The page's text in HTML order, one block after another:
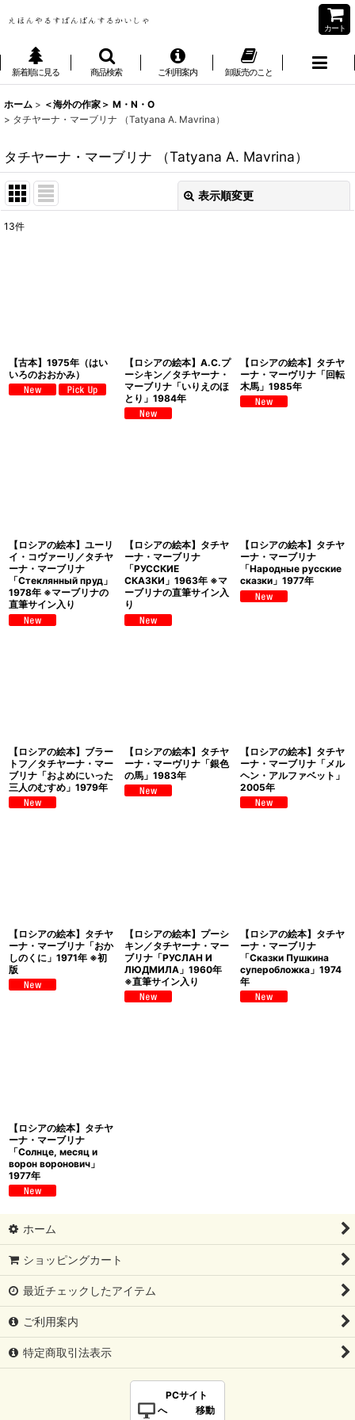
カート
新着順に見る 商品検索 ご利用案内 卸販売のこと
ホーム > ＜海外の作家＞ M・N・O
> タチヤーナ・マーブリナ （Tatyana A. Mavrina）
タチヤーナ・マーブリナ （Tatyana A. Mavrina）
表示順変更
13件
【古本】1975年（はい
いろのおおかみ）
【ロシアの絵本】A.C.プ
ーシキン／タチヤーナ・
マーブリナ「いりえのほ
とり」1984年
【ロシアの絵本】タチヤ
ーナ・マーヴリナ「回転
木馬」1985年
【ロシアの絵本】ユーリ
イ・コヴァーリ／タチヤ
ーナ・マーブリナ
「Стеклянный пруд」
1978年 ※マーブリナの
直筆サイン入り
【ロシアの絵本】タチヤ
ーナ・マーブリナ
「РУССКИЕ
СКАЗКИ」1963年 ※マ
ーブリナの直筆サイン入
り
【ロシアの絵本】タチヤ
ーナ・マーブリナ
「Народные русские
сказки」1977年
【ロシアの絵本】ブラー
トフ／タチヤーナ・マー
ブリナ「およめにいった
三人のむすめ」1979年
【ロシアの絵本】タチヤ
ーナ・マーヴリナ「銀色
の馬」1983年
【ロシアの絵本】タチヤ
ーナ・マーブリナ「メル
ヘン・アルファベット」
2005年
【ロシアの絵本】タチヤ
ーナ・マーブリナ「おか
しのくに」1971年 ※初
版
【ロシアの絵本】プーシ
キン／タチヤーナ・マー
ブリナ「РУСЛАН И
ЛЮДМИЛА」1960年
※直筆サイン入り
【ロシアの絵本】タチヤ
ーナ・マーブリナ
「Сказки Пушкина
суперобложка」1974
年
【ロシアの絵本】タチヤ
ーナ・マーブリナ
「Солнце, месяц и
ворон воронович」
1977年
ホーム
ショッピングカート
最近チェックしたアイテム
ご利用案内
特定商取引法表示
PCサイト
へ 移動